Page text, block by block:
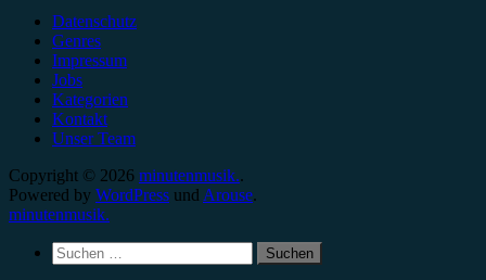
Datenschutz
Genres
Impressum
Jobs
Kategorien
Kontakt
Unser Team
Copyright © 2026 minutenmusik..
Powered by WordPress und Arouse.
minutenmusik.
Suchen
nach: